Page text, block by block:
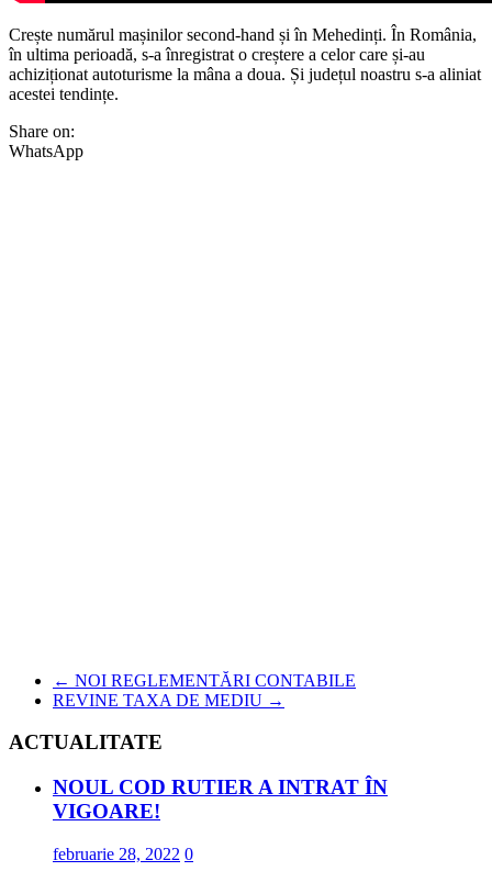
Crește numărul mașinilor second-hand și în Mehedinți. În România,
în ultima perioadă, s-a înregistrat o creștere a celor care și-au
achiziționat autoturisme la mâna a doua. Și județul noastru s-a aliniat
acestei tendințe.
Share on:
WhatsApp
← NOI REGLEMENTĂRI CONTABILE
REVINE TAXA DE MEDIU →
ACTUALITATE
NOUL COD RUTIER A INTRAT ÎN
VIGOARE!
februarie 28, 2022 0